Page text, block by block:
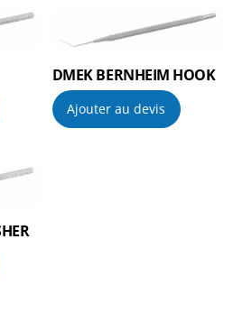
DMEK BERNHEIM HOOK
Ajouter au devis